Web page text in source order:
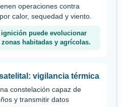
operaciones contra
calor, sequedad y viento.
puede evolucionar
habitadas y agrícolas.
vigilancia térmica
constelación capaz de
y transmitir datos